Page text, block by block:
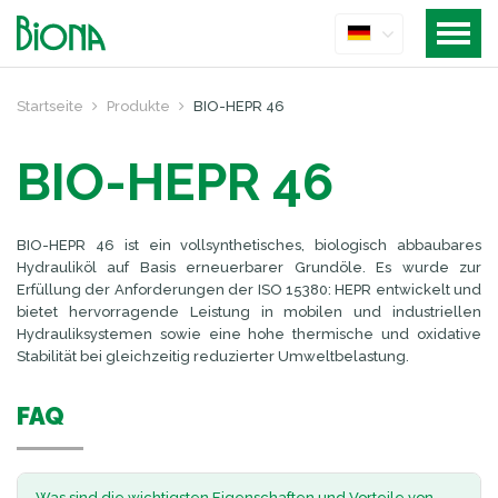
Startseite Produkte BIO-HEPR 46
BIO-HEPR 46
BIO-HEPR 46 ist ein vollsynthetisches, biologisch abbaubares
Hydrauliköl auf Basis erneuerbarer Grundöle. Es wurde zur
Erfüllung der Anforderungen der ISO 15380: HEPR entwickelt und
bietet hervorragende Leistung in mobilen und industriellen
Hydrauliksystemen sowie eine hohe thermische und oxidative
Stabilität bei gleichzeitig reduzierter Umweltbelastung.
FAQ